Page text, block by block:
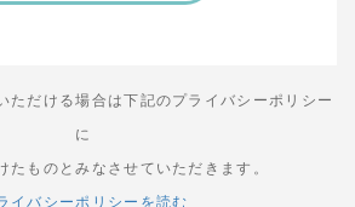
だける場合は下記のプライバシーポリシー
に
たものとみなさせていただきます。
イバシーポリシーを読む